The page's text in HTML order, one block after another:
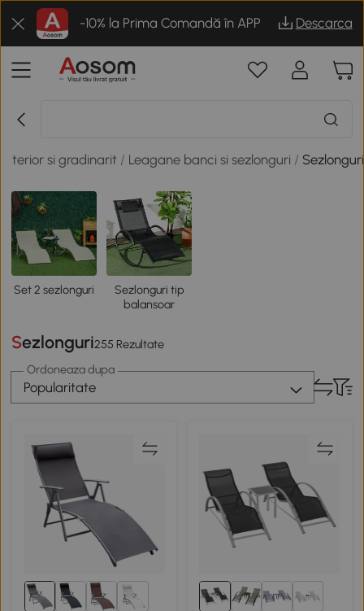
-10% la Prima Comandă în APP Descarca
si gradinarit / Leagane banci si sezlonguri / Sezlonguri
Set 2 sezlonguri
Sezlonguri tip
balansoar
Sezlonguri255 Rezultate
Ordoneaza dupa
Popularitate